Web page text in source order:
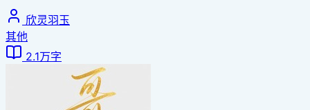
欣灵羽玉
其他
2.1万字